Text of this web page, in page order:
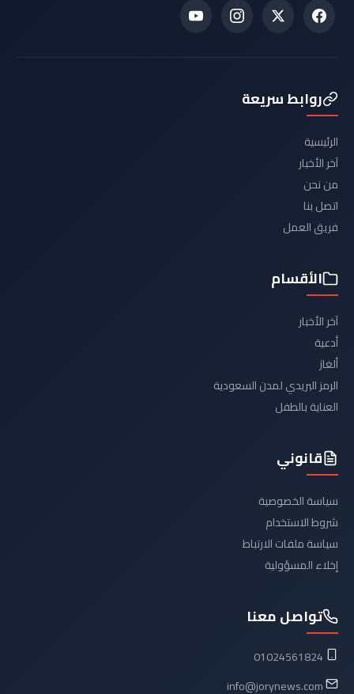
روابط سريعة
الرئيسية
آخر الأخبار
من نحن
اتصل بنا
فريق العمل
الأقسام
آخر الأخبار
أدعية
ألغاز
الرمز البريدي لمدن السعودية
العناية بالطفل
قانوني
سياسة الخصوصية
شروط الاستخدام
سياسة ملفات الارتباط
إخلاء المسؤولية
تواصل معنا
01024561824
info@jorynews.com